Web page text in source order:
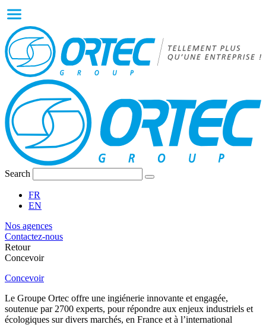
Search
FR
EN
Nos agences
Contactez-nous
Retour
Concevoir
Concevoir
Le Groupe Ortec offre une ingiénerie innovante et engagée,
soutenue par 2700 experts, pour répondre aux enjeux industriels et
écologiques sur divers marchés, en France et à l’international